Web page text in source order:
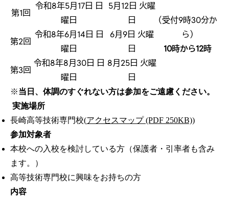
第1回
令和8年5月17日 日
曜日
5月12日 火曜
日
（受付9時30分か
ら）
10時から12時
第2回
令和8年6月14日 日
曜日
6月9日 火曜
日
第3回
令和8年8月30日 日
曜日
8月25日 火曜
日
※当日、体調のすぐれない方は参加をご遠慮ください。
実施場所
長崎高等技術専門校(アクセスマップ (PDF 250KB))
参加対象者
本校への入校を検討している方（保護者・引率者も含み
ます。）
高等技術専門校に興味をお持ちの方
内容